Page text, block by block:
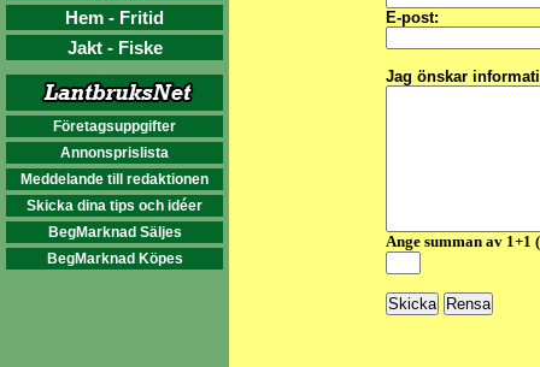
Hem - Fritid
Jakt - Fiske
Företagsuppgifter
Annonsprislista
Meddelande till redaktionen
Skicka dina tips och idéer
BegMarknad Säljes
BegMarknad Köpes
E-post:
Jag önskar
Ange summan av 1+1